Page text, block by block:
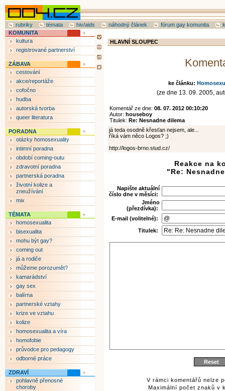
rubriky témata hiv/aids náhodný článek fórum gay komunita
HLAVNÍ SLOUPEC
ke článku:
(ze dne 13. 09. 2005,
Komentář ze dne: 08. 07. 2012 00:10:20
Autor: houseboy
Titulek: Re: Nesnadne dilema
já teda osodně křesťan nejsem, ale...
říká vám něco Logos? ;)
http://logos-brno.stud.cz/
Reakce na
"Re:
Napište aktuální
číslo dne v měsíci:
Jméno
(přezdívka):
E-mail (volitelné):
Titulek:
V rámci komentářů nelze
Maximální počet znaků v
KOMUNITA
kultura
registrované partnerství
ZÁBAVA
cestování
akce/reportáže
cofočno
hudba
autorská tvorba
queer literatura
PORADNA
otázky homosexuality
intimní poradna
období coming-outu
zdravotní poradna
partnerská poradna
životní kolize a
zneužívání
mix
TÉMATA
homosexualita
bisexualita
mohu být gay?
coming out
já a rodiče
můžeme porozumět?
kamarádství
gay sex
balírna
partnerské vztahy
krize ve vztahu
kolize
homosexualita a víra
homofobie
průvodce pro pedagogy
odborné práce
ZDRAVÍ
pohlavně přenosné
choroby